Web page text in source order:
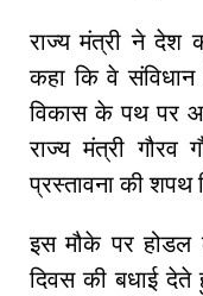
राज्य मंत्री ने देश
कहा कि वे
विकास के पथ पर
राज्य मंत्री गौरव
प्रस्तावना की शपथ
इस मौके पर होडल
दिवस की बधाई